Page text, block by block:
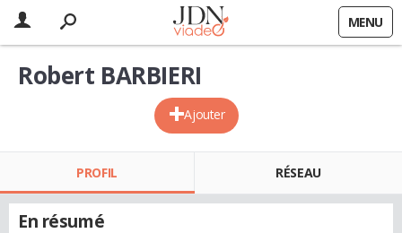
MENU
Ajouter
Robert BARBIERI
PROFIL RÉSEAU
En résumé